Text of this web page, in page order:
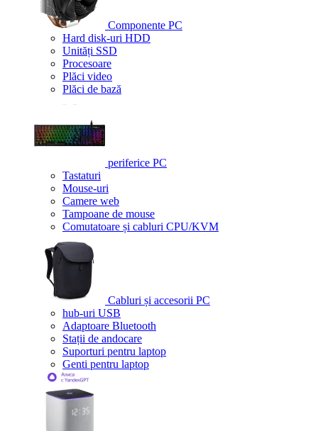
Componente PC
Hard disk-uri HDD
Unități SSD
Procesoare
Plăci video
Plăci de bază
periferice PC
Tastaturi
Mouse-uri
Camere web
Tampoane de mouse
Comutatoare și cabluri CPU/KVM
Cabluri și accesorii PC
hub-uri USB
Adaptoare Bluetooth
Stații de andocare
Suporturi pentru laptop
Genti pentru laptop